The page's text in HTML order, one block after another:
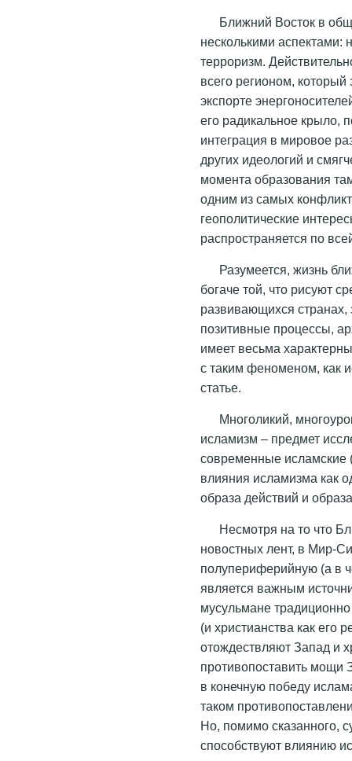
Ближний Восток в
несколькими аспектами:
терроризм.
всего регионом,
экспорте
его радикальное крыло,
интеграция в мировое
других идеологий и
момента образования
одним из самых
геополитические
распространяется по
Разумеется, жизнь
богаче той, что рисуют
развивающихся странах,
позитивные процессы,
имеет весьма
с таким феноменом, как
статье.
Многоликий,
исламизм – предмет
современные исламские
влияния исламизма как
образа действий и
Несмотря на то что
новостных лент, в Мир-
полупериферийную (а в
является важным
мусульмане
(и христианства как его
отождествляют Запад и
противопоставить мощи
в конечную победу
таком
Но, помимо сказанного,
способствуют влиянию